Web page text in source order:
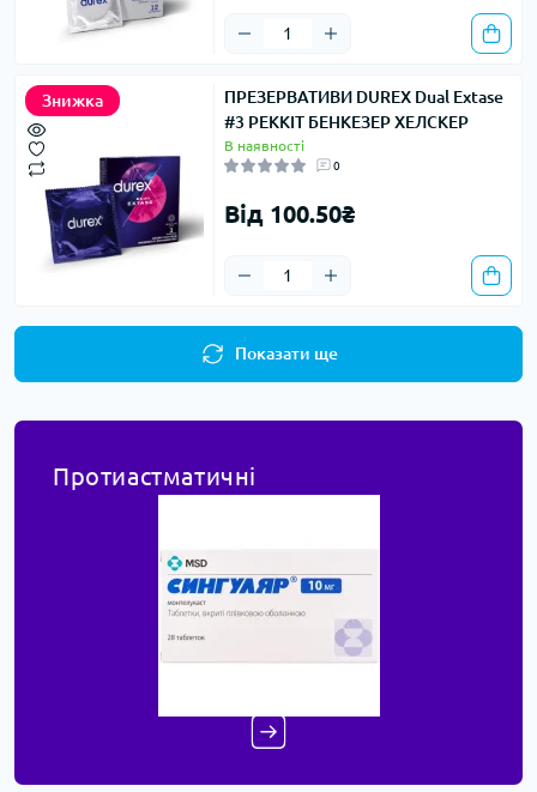
Знижка
ПРЕЗЕРВАТИВИ DUREX Dual Extase
#3 РЕККІТ БЕНКЕЗЕР ХЕЛСКЕР
В наявності
0
Від 100.50₴
Показати ще
Протиастматичні